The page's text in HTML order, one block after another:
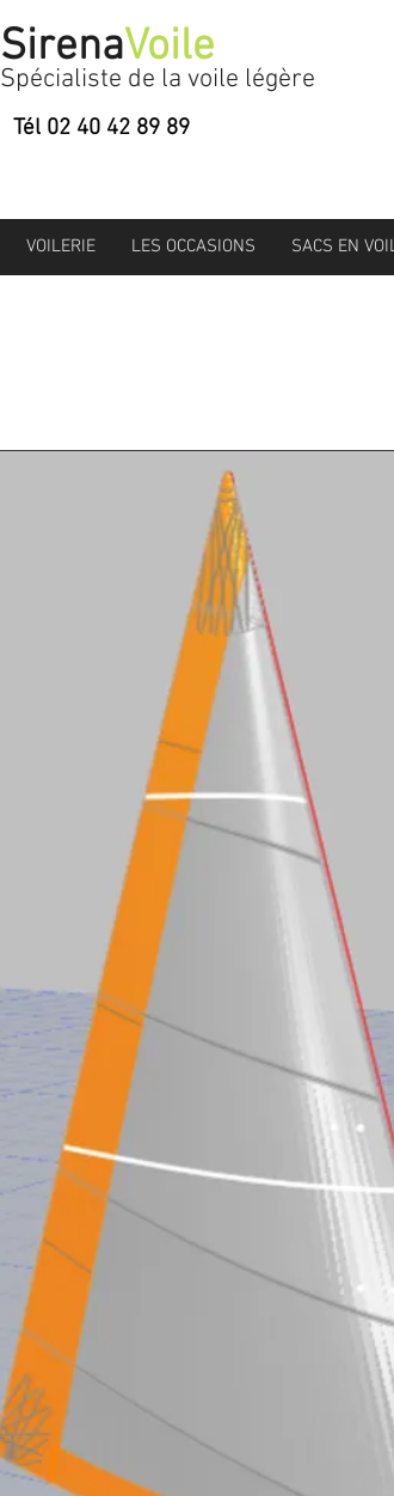
SirenaVoile
Spécialiste de la voile légère
Tél 02 40 42 89 89
VOILERIE LES OCCASIONS SACS EN